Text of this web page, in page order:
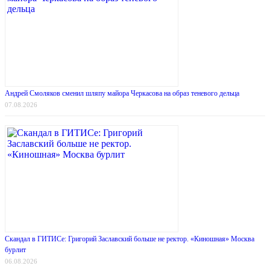
Андрей Смоляков сменил шляпу майора Черкасова на образ теневого дельца
07.08.2026
Скандал в ГИТИСе: Григорий Заславский больше не ректор. «Киношная» Москва
бурлит
06.08.2026